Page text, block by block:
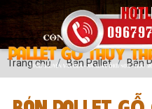
Trang chủ Bán Pallet Bán